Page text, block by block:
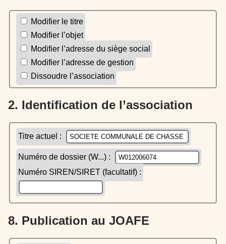
Modifier le titre
Modifier l’objet
Modifier l’adresse du siège social
Modifier l’adresse de gestion
Dissoudre l’association
2. Identification de l’association
Titre actuel :
Numéro de dossier (W...) :
Numéro SIREN/SIRET (facultatif) :
8. Publication au JOAFE